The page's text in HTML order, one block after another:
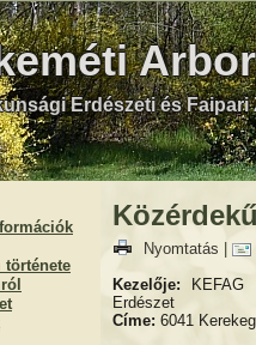
Erdészeti és Faipari
története
Nyomtatás
Kezelője: KEFAG
Erdészet
Címe: 6041